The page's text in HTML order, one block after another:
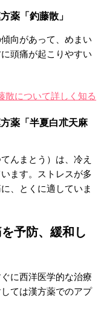
薬「釣藤散」
向があって、めまい
頭痛が起こりやすい
散について詳しく知る
薬「半夏白朮天麻
んまとう）は、冷え
ます。ストレスが多
、とくに適していま
予防、緩和し
に西洋医学的な治療
ては漢方薬でのアプ